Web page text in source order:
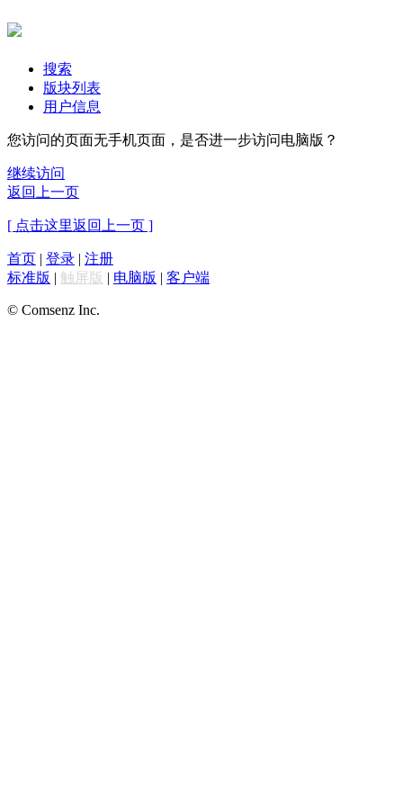
搜索
版块列表
用户信息
您访问的页面无手机页面，是否进一步访问电脑版？
继续访问
返回上一页
[ 点击这里返回上一页 ]
首页 | 登录 | 注册
标准版 | 触屏版 | 电脑版 | 客户端
© Comsenz Inc.